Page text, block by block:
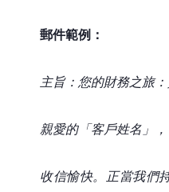
郵件範例：
主旨：您的財務之旅
親愛的「客戶姓名」，
收信愉快。正當我們